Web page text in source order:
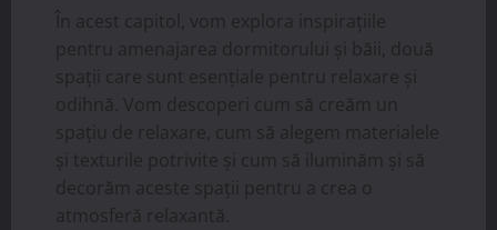
În acest capitol, vom explora inspirațiile
pentru amenajarea dormitorului și băii, două
spații care sunt esențiale pentru relaxare și
odihnă. Vom descoperi cum să creăm un
spațiu de relaxare, cum să alegem materialele
și texturile potrivite și cum să iluminăm și să
decorăm aceste spații pentru a crea o
atmosferă relaxantă.